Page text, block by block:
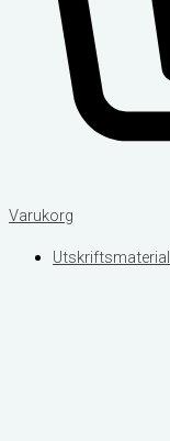
Varukorg
Utskriftsmaterial